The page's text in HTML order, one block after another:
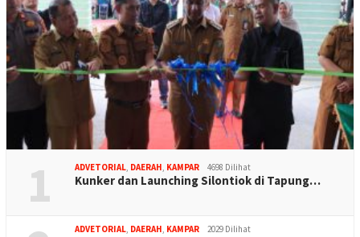
1 ADVETORIAL, DAERAH, KAMPAR 4698 Dilihat
Kunker dan Launching Silontiok di Tapung…
ADVETORIAL, DAERAH, KAMPAR 2029 Dilihat